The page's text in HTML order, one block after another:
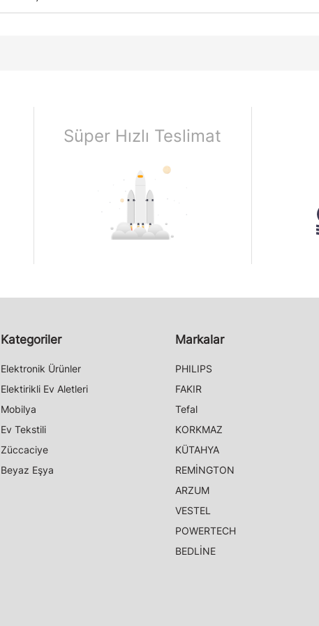
Süper Hızlı Teslimat
Kategoriler
Elektronik Ürünler
Elektirikli Ev Aletleri
Mobilya
Ev Tekstili
Züccaciye
Beyaz Eşya
Markalar
PHILIPS
FAKIR
Tefal
KORKMAZ
KÜTAHYA
REMİNGTON
ARZUM
VESTEL
POWERTECH
BEDLİNE